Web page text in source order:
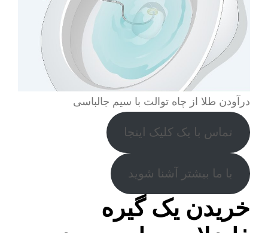
درآودن طلا از چاه توالت با سیم جالباسی
تماس با یک کلیک اینجا
با ما بیشتر آشنا شوید
خریدن یک گیره